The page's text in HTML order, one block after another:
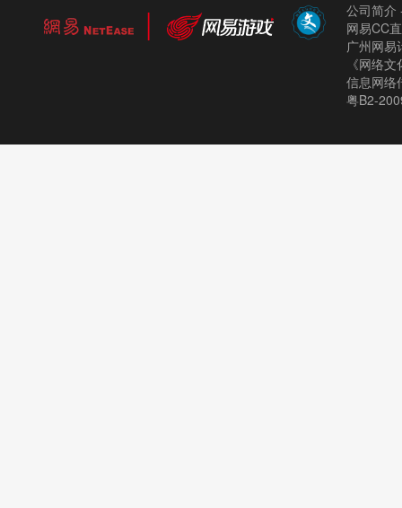
公司简介
网易CC
广州网
《网络
信息网络
粤B2-